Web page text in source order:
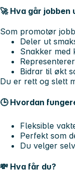
🚀 Hva går jobben
Som promotør
Deler ut
Snakker med
Bidrar til økt
Du er rett og slett
🕒 Hvordan
Fleksible
Perfekt som
Du velger
💸 Hva får du?